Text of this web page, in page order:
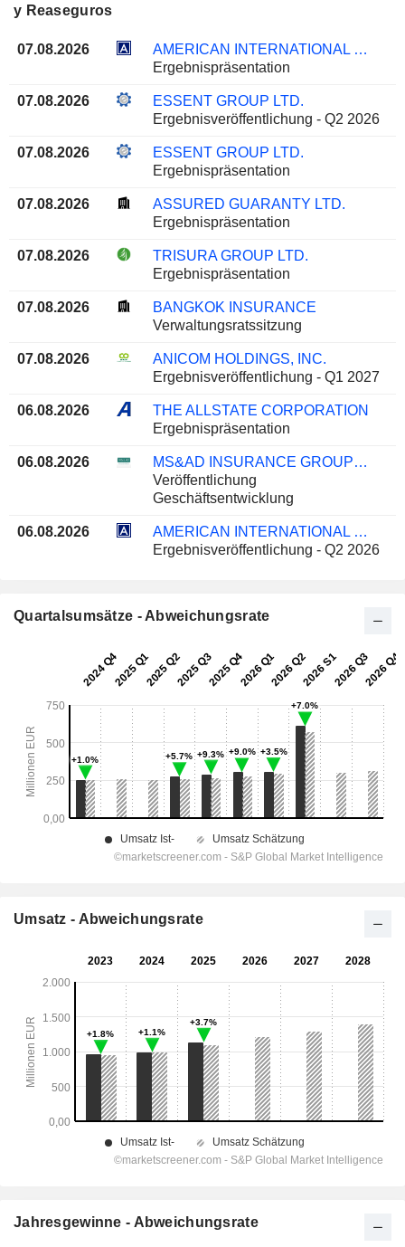
y Reaseguros
07.08.2026
AMERICAN INTERNATIONAL GROUP, INC.
Ergebnispräsentation
07.08.2026
ESSENT GROUP LTD.
Ergebnisveröffentlichung - Q2 2026
07.08.2026
ESSENT GROUP LTD.
Ergebnispräsentation
07.08.2026
ASSURED GUARANTY LTD.
Ergebnispräsentation
07.08.2026
TRISURA GROUP LTD.
Ergebnispräsentation
07.08.2026
BANGKOK INSURANCE
Verwaltungsratssitzung
07.08.2026
ANICOM HOLDINGS, INC.
Ergebnisveröffentlichung - Q1 2027
06.08.2026
THE ALLSTATE CORPORATION
Ergebnispräsentation
06.08.2026
MS&AD INSURANCE GROUP HOLDINGS, INC.
Veröffentlichung
Geschäftsentwicklung
06.08.2026
AMERICAN INTERNATIONAL GROUP, INC.
Ergebnisveröffentlichung - Q2 2026
Quartalsumsätze - Abweichungsrate
Umsatz - Abweichungsrate
Jahresgewinne - Abweichungsrate